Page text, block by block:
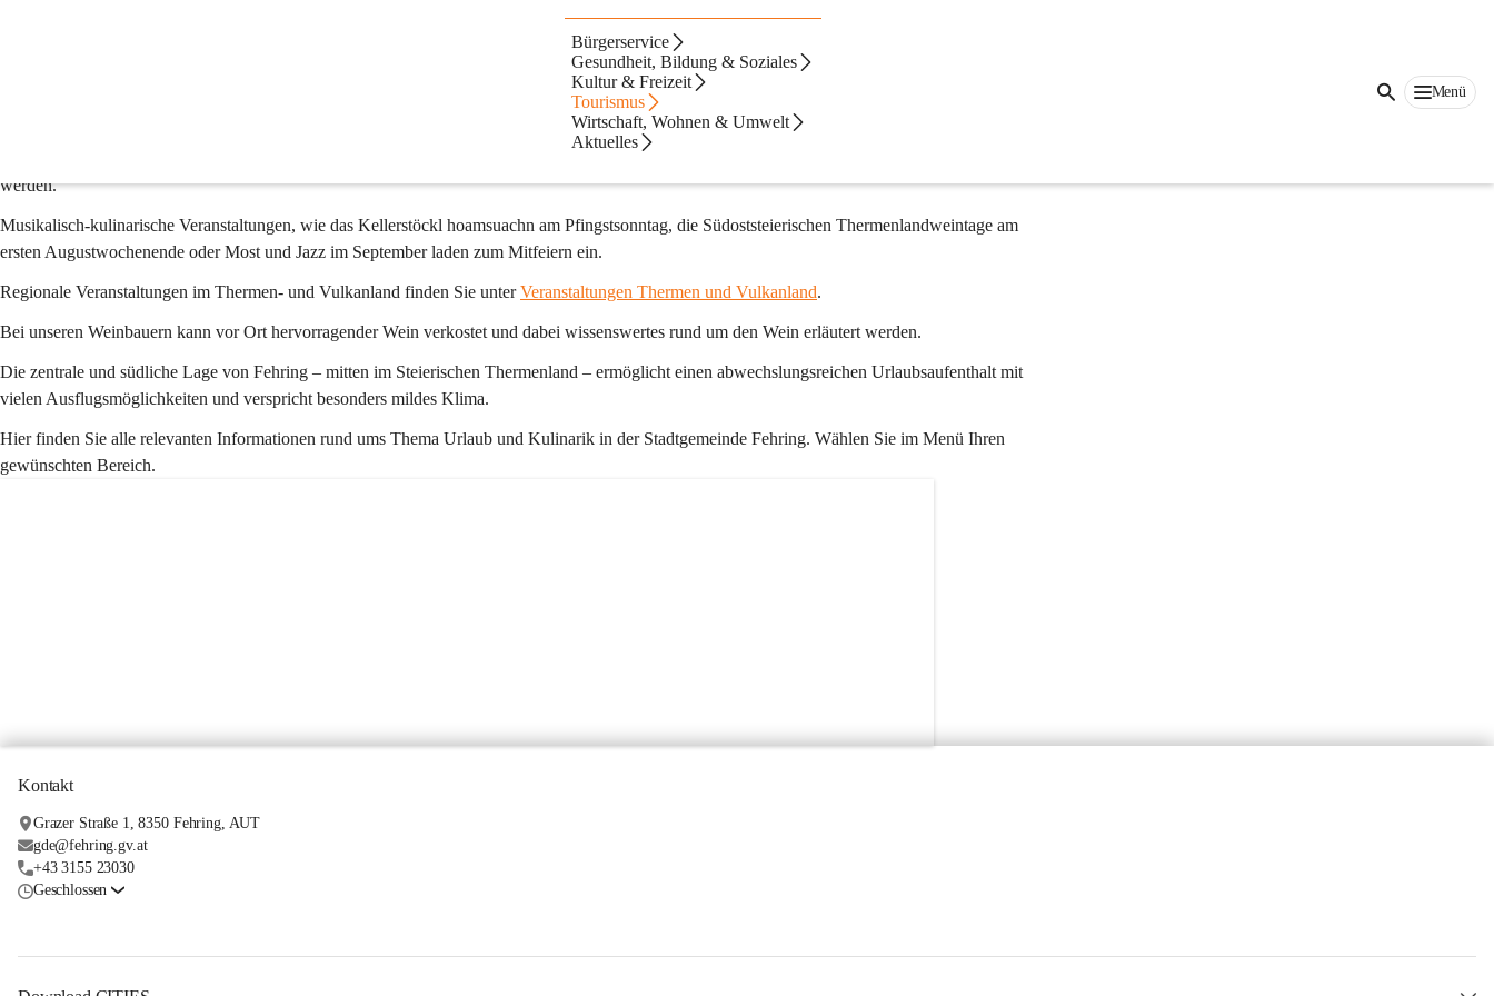
Bürgerservice
Gesundheit, Bildung & Soziales
Kultur & Freizeit
Tourismus
Wirtschaft, Wohnen & Umwelt
Aktuelles
Menü
Fehring besitzt alle Vorteile einer gut strukturierten Kleinstadt. Der markante Hauptplatz, die zahlreichen Geschäfte, Gasthäuser und Cafés sind ein
werden.
Musikalisch-kulinarische Veranstaltungen, wie das Kellerstöckl hoamsuachn am Pfingstsonntag, die Südoststeierischen Thermenlandweintage am
ersten Augustwochenende oder Most und Jazz im September laden zum Mitfeiern ein.
Regionale Veranstaltungen im Thermen- und Vulkanland finden Sie unter Veranstaltungen Thermen und Vulkanland.
Bei unseren Weinbauern kann vor Ort hervorragender Wein verkostet und dabei wissenswertes rund um den Wein erläutert werden.
Die zentrale und südliche Lage von Fehring – mitten im Steierischen Thermenland – ermöglicht einen abwechslungsreichen Urlaubsaufenthalt mit
vielen Ausflugsmöglichkeiten und verspricht besonders mildes Klima.
Hier finden Sie alle relevanten Informationen rund ums Thema Urlaub und Kulinarik in der Stadtgemeinde Fehring. Wählen Sie im Menü Ihren
gewünschten Bereich.
Kontakt
Grazer Straße 1, 8350 Fehring, AUT
gde@fehring.gv.at
+43 3155 23030
Geschlossen